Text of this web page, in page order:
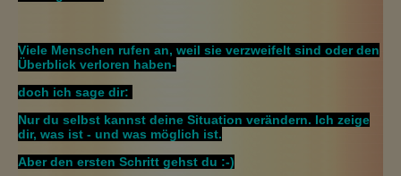
Viele Menschen rufen an, weil sie verzweifelt sind oder den
Überblick verloren haben-
doch ich sage dir:
Nur du selbst kannst deine Situation verändern. Ich zeige
dir, was ist - und was möglich ist.
Aber den ersten Schritt gehst du :-)